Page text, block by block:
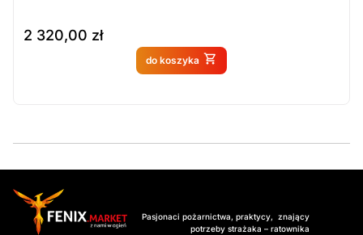
2 320,00 zł
do koszyka
Produkt dostępny na
Pasjonaci pożarnictwa, praktycy, znający
potrzeby strażaka – ratownika